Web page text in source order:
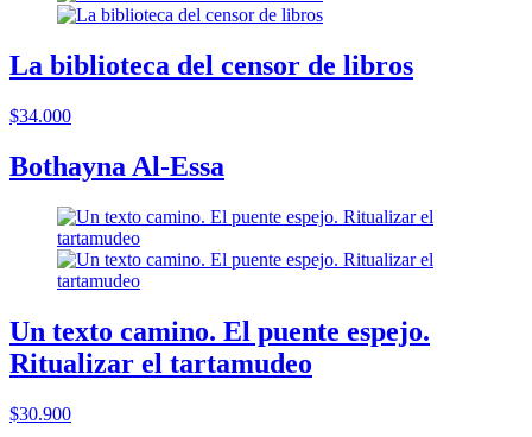
La biblioteca del censor de libros
$34.000
Bothayna Al-Essa
Un texto camino. El puente espejo.
Ritualizar el tartamudeo
$30.900